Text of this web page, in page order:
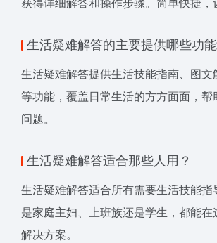
生活疑难解答的主要提供哪些功能
生活疑难解答提供生活技能指南、图文
等功能，覆盖日常生活的方方面面，
问题。
生活疑难解答适合那些人用？
生活疑难解答适合所有需要生活技能
是家庭主妇、上班族还是学生，都能在
解决方案。